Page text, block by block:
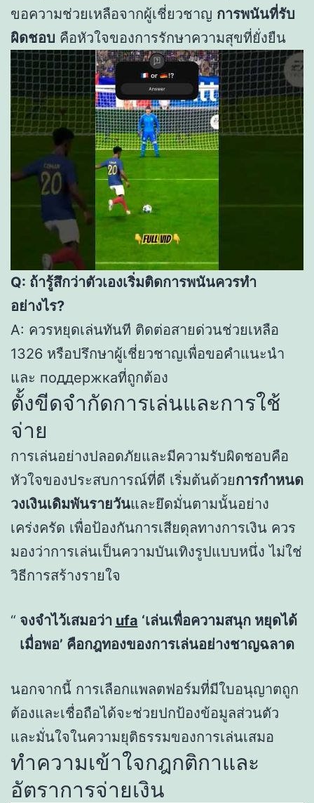
ขอความช่วยเหลือจากผู้เชี่ยวชาญ การพนันที่รับ
ผิดชอบ คือหัวใจของการรักษาความสุขที่ยั่งยืน
Q: ถ้ารู้สึกว่าตัวเองเริ่มติดการพนันควรทำ
อย่างไร?
A: ควรหยุดเล่นทันที ติดต่อสายด่วนช่วยเหลือ
1326 หรือปรึกษาผู้เชี่ยวชาญเพื่อขอคำแนะนำ
และ поддержкаที่ถูกต้อง
ตั้งขีดจำกัดการเล่นและการใช้
จ่าย
การเล่นอย่างปลอดภัยและมีความรับผิดชอบคือ
หัวใจของประสบการณ์ที่ดี เริ่มต้นด้วยการกำหนด
วงเงินเดิมพันรายวันและยึดมั่นตามนั้นอย่าง
เคร่งครัด เพื่อป้องกันการเสียดุลทางการเงิน ควร
มองว่าการเล่นเป็นความบันเทิงรูปแบบหนึ่ง ไม่ใช่
วิธีการสร้างรายใจ
จงจำไว้เสมอว่า ufa ‘เล่นเพื่อความสนุก หยุดได้
เมื่อพอ’ คือกฎทองของการเล่นอย่างชาญฉลาด
นอกจากนี้ การเลือกแพลตฟอร์มที่มีใบอนุญาตถูก
ต้องและเชื่อถือได้จะช่วยปกป้องข้อมูลส่วนตัว
และมั่นใจในความยุติธรรมของการเล่นเสมอ
ทำความเข้าใจกฎกติกาและ
อัตราการจ่ายเงิน